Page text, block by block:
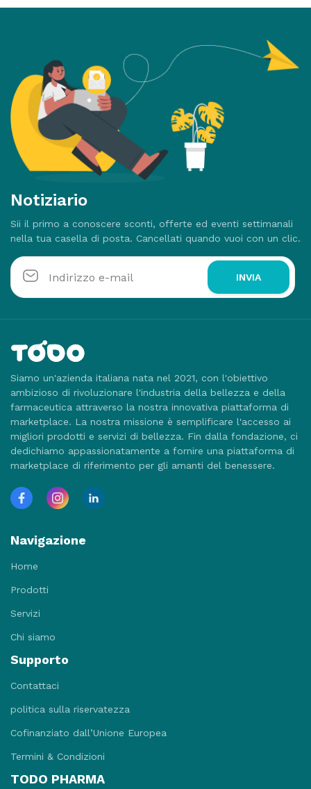
Notiziario
Sii il primo a conoscere sconti, offerte ed eventi settimanali
nella tua casella di posta. Cancellati quando vuoi con un clic.
INVIA
Siamo un'azienda italiana nata nel 2021, con l'obiettivo
ambizioso di rivoluzionare l'industria della bellezza e della
farmaceutica attraverso la nostra innovativa piattaforma di
marketplace. La nostra missione è semplificare l'accesso ai
migliori prodotti e servizi di bellezza. Fin dalla fondazione, ci
dedichiamo appassionatamente a fornire una piattaforma di
marketplace di riferimento per gli amanti del benessere.
Navigazione
Home
Prodotti
Servizi
Chi siamo
Supporto
Contattaci
politica sulla riservatezza
Cofinanziato dall’Unione Europea
Termini & Condizioni
TODO PHARMA